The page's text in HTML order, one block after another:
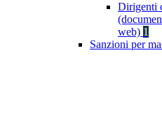
Dirigenti
web) 1
Sanzioni per